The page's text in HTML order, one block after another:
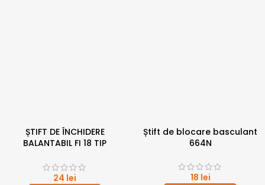
ȘTIFT DE ÎNCHIDERE
BALANTABIL FI 18 TIP
24 lei
Știft de blocare basculant
664N
18 lei